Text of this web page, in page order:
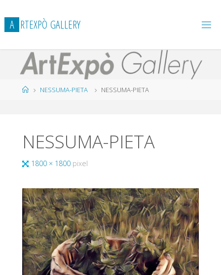
al
contenuto
A RTEXPÒ GALLERY
HomeNESSUMA-PIETA NESSUMA-PIETA
NESSUMA-PIETA
Tutta1800 × 1800 pixel